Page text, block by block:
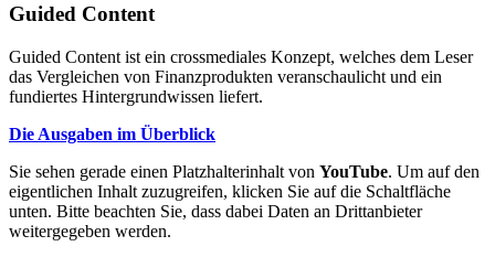
Guided Content
Guided Content ist ein crossmediales Konzept, welches dem Leser
das Vergleichen von Finanzprodukten veranschaulicht und ein
fundiertes Hintergrundwissen liefert.
Die Ausgaben im Überblick
Sie sehen gerade einen Platzhalterinhalt von YouTube. Um auf den
eigentlichen Inhalt zuzugreifen, klicken Sie auf die Schaltfläche
unten. Bitte beachten Sie, dass dabei Daten an Drittanbieter
weitergegeben werden.